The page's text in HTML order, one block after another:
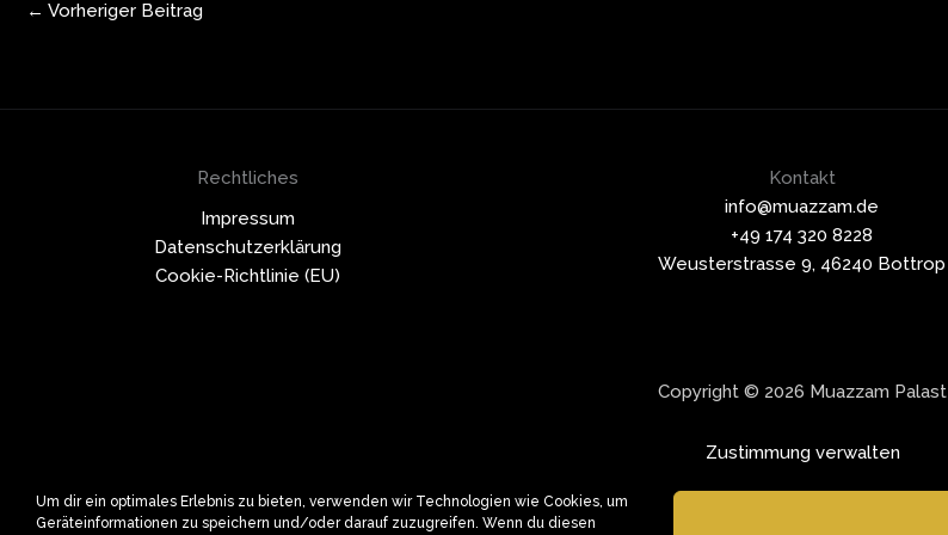
Zustimmung verwalten
Um dir ein optimales Erlebnis zu bieten, verwenden wir Technologien wie Cookies, um
Geräteinformationen zu speichern und/oder darauf zuzugreifen. Wenn du diesen
← Vorheriger Beitrag
Rechtliches
Impressum
Datenschutzerklärung
Cookie-Richtlinie (EU)
Kontakt
info@muazzam.de
+49 174 320 8228
Weusterstrasse 9, 46240 Bottrop
Copyright © 2026 Muazzam Palast